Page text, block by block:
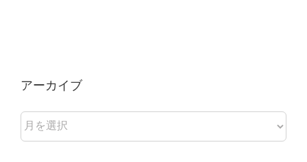
アーカイブ
ー